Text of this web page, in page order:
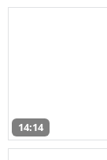
14:14